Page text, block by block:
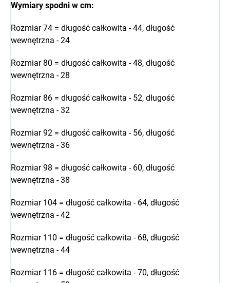
Wymiary spodni w cm:
Rozmiar 74 = długość całkowita - 44, długość
wewnętrzna - 24
Rozmiar 80 = długość całkowita - 48, długość
wewnętrzna - 28
Rozmiar 86 = długość całkowita - 52, długość
wewnętrzna - 32
Rozmiar 92 = długość całkowita - 56, długość
wewnętrzna - 36
Rozmiar 98 = długość całkowita - 60, długość
wewnętrzna - 38
Rozmiar 104 = długość całkowita - 64, długość
wewnętrzna - 42
Rozmiar 110 = długość całkowita - 68, długość
wewnętrzna - 44
Rozmiar 116 = długość całkowita - 70, długość